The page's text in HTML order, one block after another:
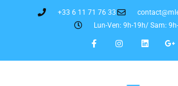
+33 6 11 71 76 33
Lun-Ven: 9h-19h/ Sam: